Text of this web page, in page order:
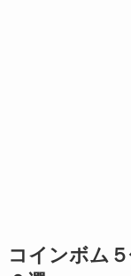
コインボム